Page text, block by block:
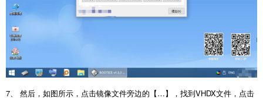
7、 然后，如图所示，点击镜像文件旁边的【…】，找到VHDX文件，点击